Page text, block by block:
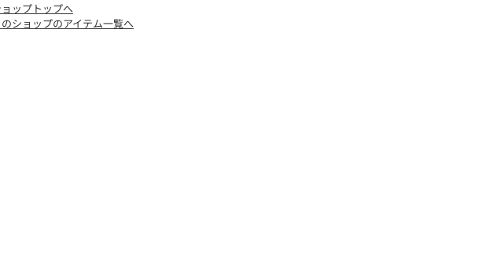
ップトップへ
のショップのアイテム一覧へ